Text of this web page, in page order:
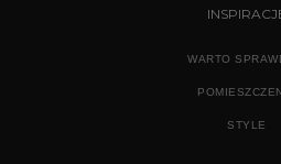
WARTO
STYLE